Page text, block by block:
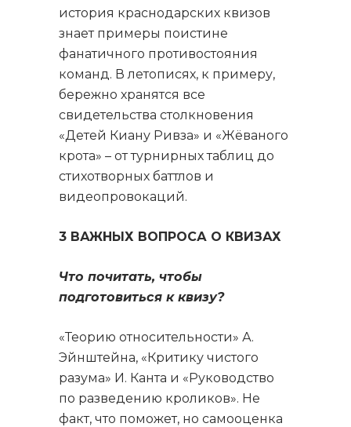
история краснодарских квизов
знает примеры поистине
фанатичного противостояния
команд. В летописях, к примеру,
бережно хранятся все
свидетельства столкновения
«Детей Киану Ривза» и «Жёваного
крота» – от турнирных таблиц до
стихотворных баттлов и
видеопровокаций.
3 ВАЖНЫХ ВОПРОСА О КВИЗАХ
Что почитать, чтобы
подготовиться к квизу?
«Теорию относительности» А.
Эйнштейна, «Критику чистого
разума» И. Канта и «Руководство
по разведению кроликов». Не
факт, что поможет, но самооценка